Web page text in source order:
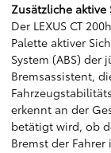
Zusätzliche aktive
Der LEXUS CT
Palette aktiver
System (ABS)
Bremsassistent,
erkennt an der
betätigt wird, ob
Bremst der